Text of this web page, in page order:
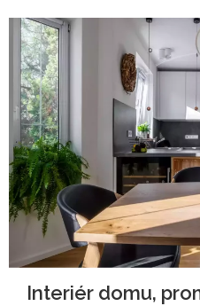
Interiér domu,